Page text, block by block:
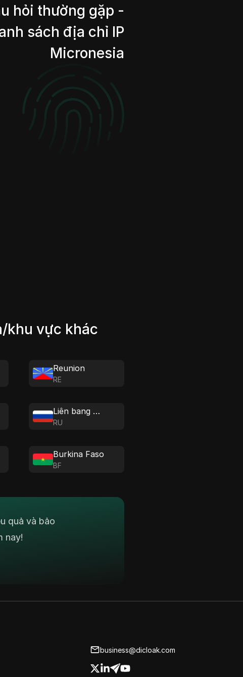
hỏi thường gặp -
sách địa chỉ IP
Micronesia
khu vực khác
Reunion
RE
Liên bang Nga
RU
Burkina Faso
BF
quả và bảo
nay!
business@dicloak.com